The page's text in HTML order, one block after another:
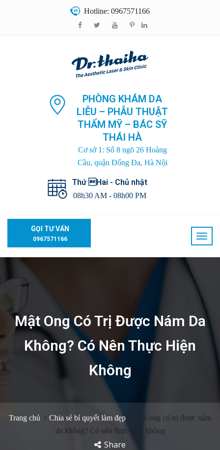
Hotline: 0967571166
PHÒNG KHÁM DA
LIỄU – PHẪU THUẬT
THẨM MỸ – BÁC SỸ
THÁI HÀ
Cơ sở 1: Số 8 ngõ 26 Hoàng
Cầu, quận Đống Đa, Hà Nội
Thứ Hai - Chủ nhật
08h30 AM - 08h00 PM
GỌI TƯ VẤN
0967571166
Mật Ong Có Trị Được Nám Da
Không? Có Nên Thực Hiện
Không
Trang chủ Chia sẻ bí quyết làm đẹp
Mật ong có trị được nám
da không? Có nên thực hiện không
Share